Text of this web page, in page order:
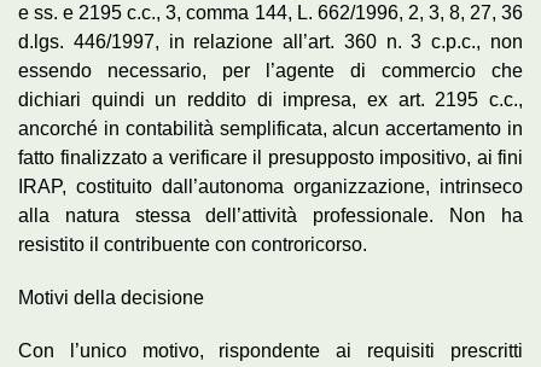
e ss. e 2195 c.c., 3, comma 144, L. 662/1996, 2, 3, 8, 27, 36
d.lgs. 446/1997, in relazione all’art. 360 n. 3 c.p.c., non
essendo necessario, per l’agente di commercio che
dichiari quindi un reddito di impresa, ex art. 2195 c.c.,
ancorché in contabilità semplificata, alcun accertamento in
fatto finalizzato a verificare il presupposto impositivo, ai fini
IRAP, costituito dall’autonoma organizzazione, intrinseco
alla natura stessa dell’attività professionale. Non ha
resistito il contribuente con controricorso.
Motivi della decisione
Con l’unico motivo, rispondente ai requisiti prescritti